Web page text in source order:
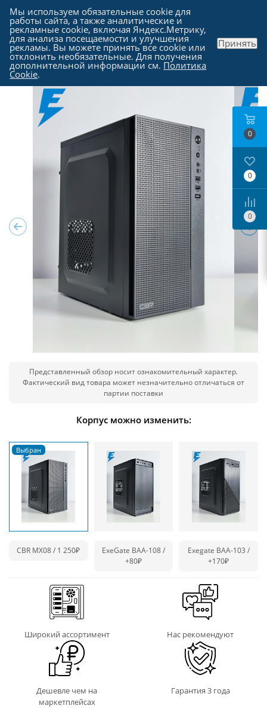
Каталог - Компьютеры в Москве
Представленный обзор носит ознакомительный характер.
Фактический вид товара может незначительно отличаться от
партии поставки
Корпус можно изменить:
CBR MX08 / 1 250₽
ExeGate BAA-108 /
+80₽
Exegate BAA-103 /
+170₽
Широкий ассортимент Нас рекомендуют
Дешевле чем на
маркетплейсах
Гарантия 3 года
0
0
0
Мы используем обязательные cookie для
работы сайта, а также аналитические и
рекламные cookie, включая Яндекс.Метрику,
для анализа посещаемости и улучшения
рекламы. Вы можете принять все cookie или
отклонить необязательные. Для получения
дополнительной информации см. Политика
Cookie.
Принять